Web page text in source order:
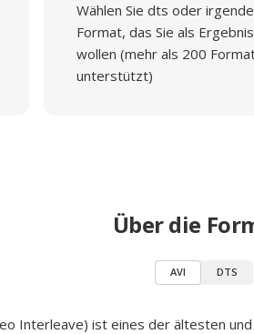
Wählen Sie dts oder
Format, das Sie als
wollen (mehr als 200
unterstützt)
Über die
AVI DTS
Interleave) ist eines der ältesten